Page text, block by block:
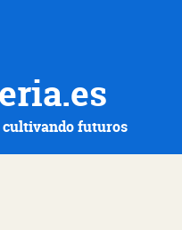
cultivando futuros